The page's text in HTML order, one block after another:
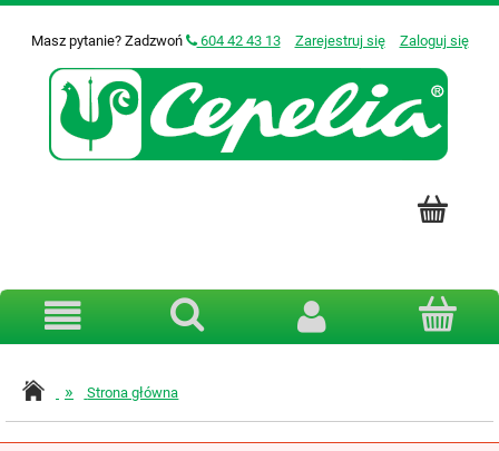
Masz pytanie? Zadzwoń 604 42 43 13 Zarejestruj się Zaloguj się
» Strona główna